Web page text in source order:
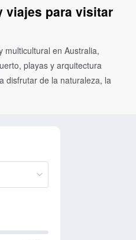
viajes para visitar
multicultural en Australia,
playas y arquitectura
disfrutar de la naturaleza, la